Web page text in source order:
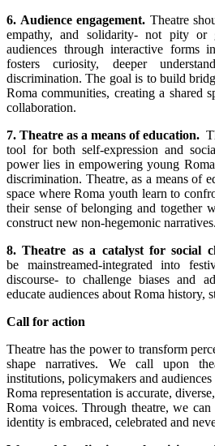
6. Audience engagement. Theatre
empathy, and solidarity- not pity or
audiences through interactive forms
fosters curiosity, deeper
discrimination. The goal is to build
Roma communities, creating a shared
collaboration.
7. Theatre as a means of education.
tool for both self-expression and
power lies in empowering young
discrimination. Theatre, as a means of
space where Roma youth learn to
their sense of belonging and together
construct new non-hegemonic narratives.
8. Theatre as a catalyst for social
be mainstreamed-integrated into
discourse- to challenge biases and
educate audiences about Roma history,
Call for action
Theatre has the power to transform
shape narratives. We call upon
institutions, policymakers and
Roma representation is accurate,
Roma voices. Through theatre, we
identity is embraced, celebrated and